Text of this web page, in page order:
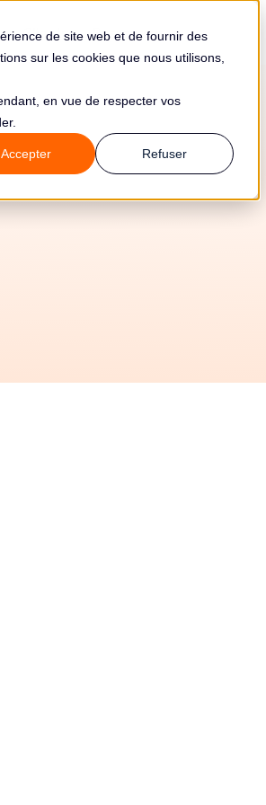
de site web et de fournir des
sur les cookies que nous utilisons,
en vue de respecter vos
Accepter Refuser
Clients Ressources
pour
Srl